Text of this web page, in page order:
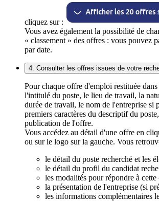
cliquez sur :
Vous avez également la possibilité de
« classement » des offres : vous pouvez
par date.
4. Consulter les offres issues de votre
Pour chaque offre d'emploi restituée
l'intitulé du poste, le lieu de travail, la
durée de travail, le nom de l'entreprise si
premiers caractères du descriptif du
publication de l'offre.
Vous accédez au détail d'une offre en
ou sur le logo sur la gauche. Vous
le détail du poste recherché et les
le détail du profil du candidat
les modalités pour répondre à
la présentation de l'entreprise (si
les informations complémentaires